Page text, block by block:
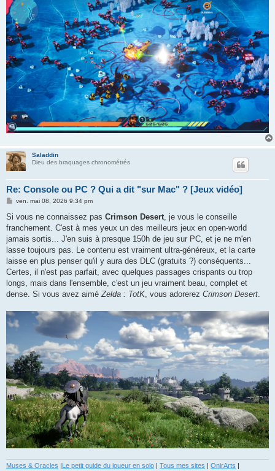
Saladdin
Dieu des braquages chronométrés
Re: Console ou PC ? Qui a dit "sur Mac" ? [Jeux vidéo]
M
s
a
g
ven. mai 08, 2026 9:34 pm
Si vous ne connaissez pas Crimson Desert, je vous le conseille
franchement. C'est à mes yeux un des meilleurs jeux en open-world
jamais sortis... J'en suis à presque 150h de jeu sur PC, et je ne m'en
lasse toujours pas. Le contenu est vraiment ultra-généreux, et la carte
laisse en plus penser qu'il y aura des DLC (gratuits ?) conséquents...
Certes, il n'est pas parfait, avec quelques passages crispants ou trop
longs, mais dans l'ensemble, c'est un jeu vraiment beau, complet et
dense. Si vous avez aiméZelda : TotK, vous adorerez Crimson Desert.
Muses & Oracles |Le petit guide du joueur en solo | Tous mes sites | OnirArts |